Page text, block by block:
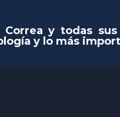
y todas
y lo más